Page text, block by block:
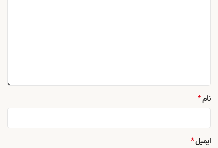
نام*
ایمیل*